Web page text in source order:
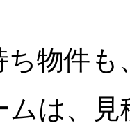
ち物件
ムは、